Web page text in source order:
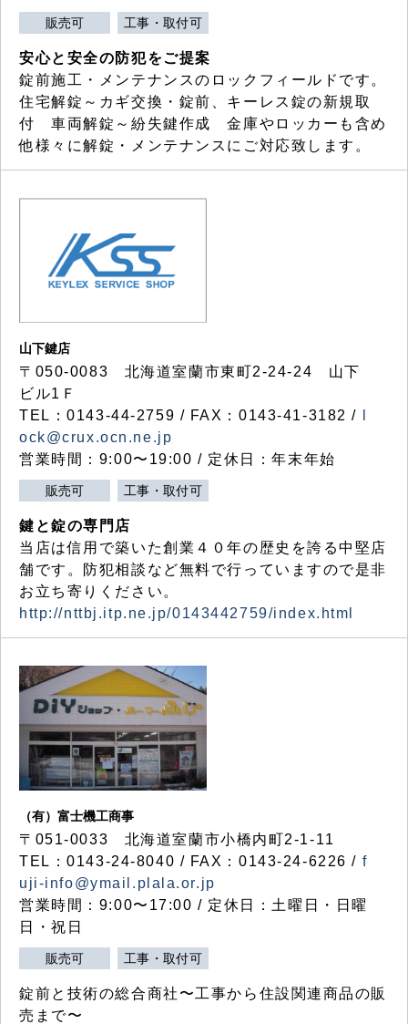
販売可 工事・取付可
安心と安全の防犯をご提案
錠前施工・メンテナンスのロックフィールドです。
住宅解錠～カギ交換・錠前、キーレス錠の新規取
付 車両解錠～紛失鍵作成 金庫やロッカーも含め
他様々に解錠・メンテナンスにご対応致します。
山下鍵店
〒050-0083 北海道室蘭市東町2-24-24 山下
ビル1Ｆ
TEL：0143-44-2759 / FAX：0143-41-3182 /
ock@crux.ocn.ne.jp
営業時間：9:00〜19:00 / 定休日：年末年始
販売可 工事・取付可
鍵と錠の専門店
当店は信用で築いた創業４０年の歴史を誇る中堅店
舗です。防犯相談など無料で行っていますので是非
お立ち寄りください。
http://nttbj.itp.ne.jp/0143442759/index.html
（有）富士機工商事
〒051-0033 北海道室蘭市小橋内町2-1-11
TEL：0143-24-8040 / FAX：0143-24-6226 / f
uji-info@ymail.plala.or.jp
営業時間：9:00〜17:00 / 定休日：土曜日・日曜
日・祝日
販売可 工事・取付可
錠前と技術の総合商社〜工事から住設関連商品の販
売まで〜